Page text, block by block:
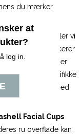
du mærker
hud.
rynker anbefaler vi
hurtigt reducerer
design glider
at målrette specifikke
effekt med
Facial Cups
ru overflade kan